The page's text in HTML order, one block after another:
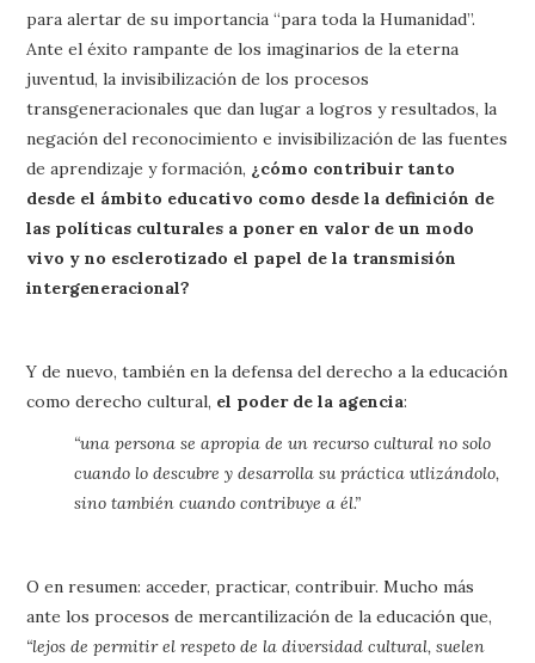
para alertar de su importancia “para toda la Humanidad”.
Ante el éxito rampante de los imaginarios de la eterna
juventud, la invisibilización de los procesos
transgeneracionales que dan lugar a logros y resultados, la
negación del reconocimiento e invisibilización de las fuentes
de aprendizaje y formación, ¿cómo contribuir tanto
desde el ámbito educativo como desde la definición de
las políticas culturales a poner en valor de un modo
vivo y no esclerotizado el papel de la transmisión
intergeneracional?
Y de nuevo, también en la defensa del derecho a la educación
como derecho cultural, el poder de la agencia:
“una persona se apropia de un recurso cultural no solo
cuando lo descubre y desarrolla su práctica utlizándolo,
sino también cuando contribuye a él.”
O en resumen: acceder, practicar, contribuir. Mucho más
ante los procesos de mercantilización de la educación que,
“lejos de permitir el respeto de la diversidad cultural, suelen